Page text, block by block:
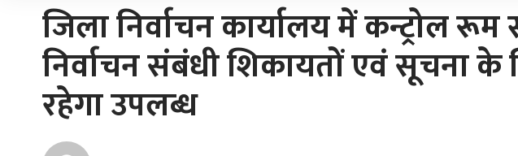
जिला निर्वाचन कार्यालय में कन्ट्रोल रूम
निर्वाचन संबंधी शिकायतों एवं सूचना के
रहेगा उपलब्ध